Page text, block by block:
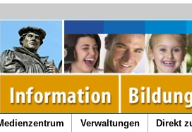
Verwaltungen Direkt